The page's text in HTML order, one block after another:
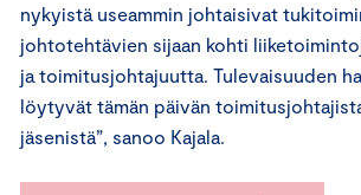
nykyistä useammin johtaisivat
johtotehtävien sijaan kohti
ja toimitusjohtajuutta. Tulevaisuuden
löytyvät tämän päivän
jäsenistä”, sanoo Kajala.